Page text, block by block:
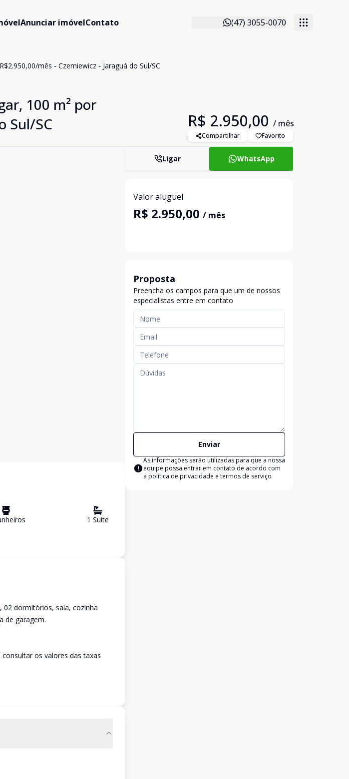
Anunciar imóvelContato (47) 3055-0070
mês - Czerniewicz - Jaraguá do Sul/SC
100 m² por
Sul/SC
R$ 2.950,00 / mês
Compartilhar Favorito
s 1 Suíte
dormitórios, sala, cozinha
de garagem.
os valores das taxas
Ligar WhatsApp
Valor aluguel
R$ 2.950,00 / mês
Proposta
Preencha os campos para que um de nossos
especialistas entre em contato
Enviar
As informações serão utilizadas para que a nossa
equipe possa entrar em contato de acordo com
a política de privacidade e termos de serviço